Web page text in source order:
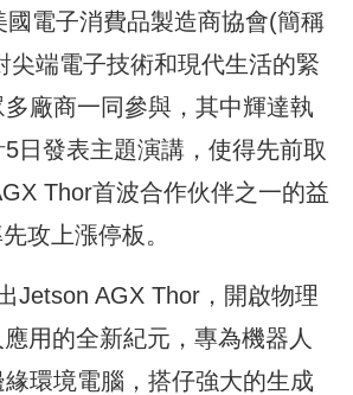
電子消費品製造商協會(簡稱
尖端電子技術和現代生活的緊
廠商一同參與，其中輝達執
日發表主題演講，使得先前取
Thor首波合作伙伴之一的益
攻上漲停板。
Jetson AGX Thor，開啟物理
用的全新紀元，專為機器人
環境電腦，搭仔強大的生成